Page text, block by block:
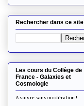
Rechercher dans ce site
Les cours du Collège de
France - Galaxies et
Cosmologie
A suivre sans modération !